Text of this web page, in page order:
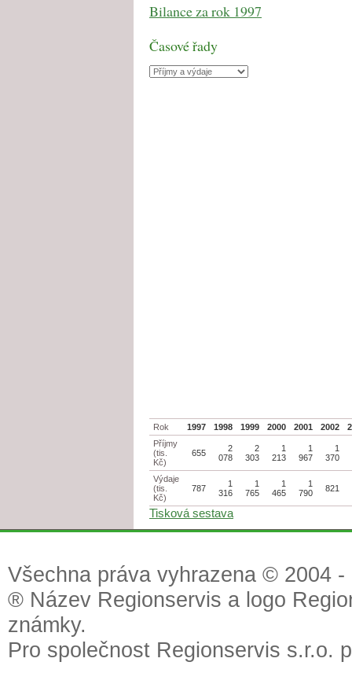
Bilance za rok 1997
Časové řady
Rok 1997 1998 1999 2000 2001 2002
Příjmy
(tis.
Kč)
655
2
078
2
303
1
213
1
967
1
370
Výdaje
(tis.
Kč)
787
1
316
1
765
1
465
1
790
821
Tisková sestava
Všechna práva vyhrazena © 2004
® Název Regionservis a logo
známky.
Pro společnost Regionservis s.r.o.